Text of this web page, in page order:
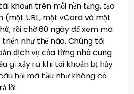
khoản trên mỗi nền tảng, tạo
(một URL, một vCard và một
rồi chờ 60 ngày để xem mã
như thế nào. Chúng tôi
dịch vụ của từng nhà cung
gì xảy ra khi tài khoản bị hủy
hỏi mà hầu như không có
lời.